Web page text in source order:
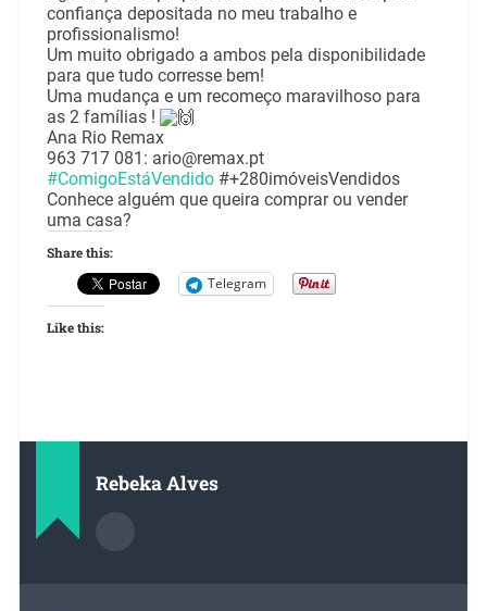
confiança depositada no meu trabalho e
profissionalismo!
Um muito obrigado a ambos pela disponibilidade
para que tudo corresse bem!
Uma mudança e um recomeço maravilhoso para
as 2 famílias !
Ana Rio Remax
963 717 081: ario@remax.pt
#ComigoEstáVendido#+280imóveisVendidos
Conhece alguém que queira comprar ou vender
uma casa?
Share this:
Telegram
Like this:
Rebeka Alves